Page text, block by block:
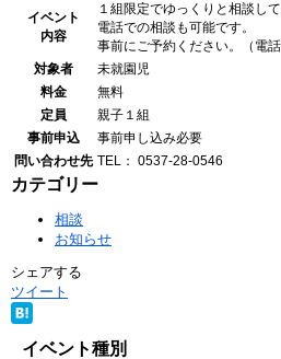
イベント
内容
１組限定でゆっくりと相談し
電話での相談も可能です。
事前にご予約ください。（電話
対象者
未就園児
料金
無料
定員
親子１組
事前申込
事前申し込み必要
問い合わせ先 TEL： 0537-28-0546
カテゴリー
相談
お知らせ
シェアする
ツイート
イベント種別